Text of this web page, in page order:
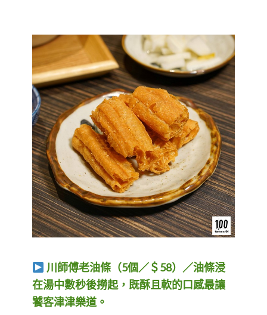
川師傅老油條（5個／＄58）／油條浸
在湯中數秒後撈起，既酥且軟的口感最讓
饕客津津樂道。